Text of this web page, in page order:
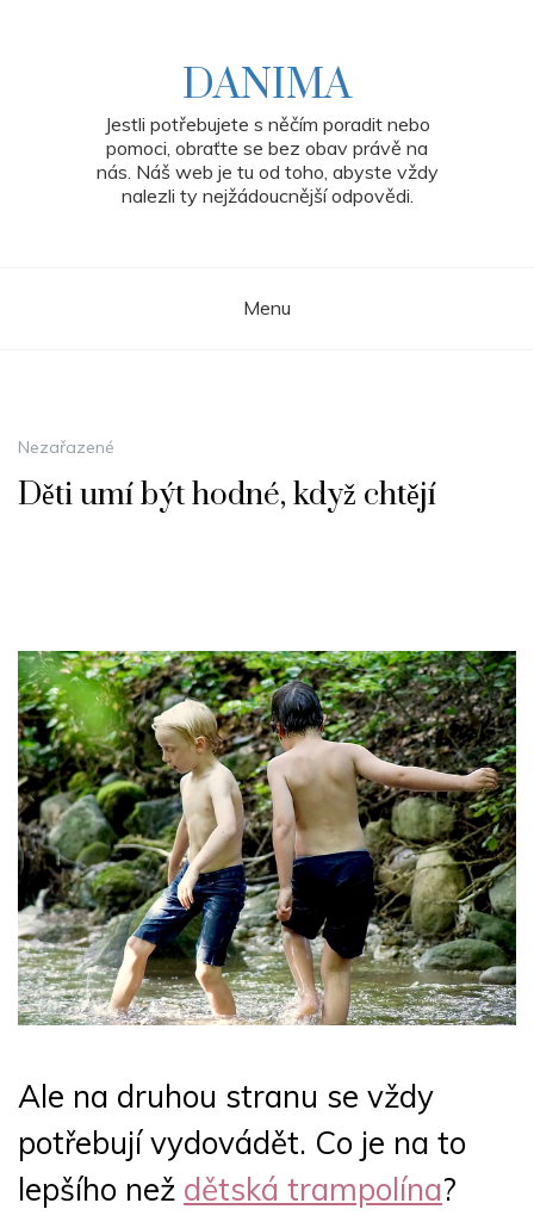
DANIMA
Jestli potřebujete s něčím poradit nebo
pomoci, obraťte se bez obav právě na
nás. Náš web je tu od toho, abyste vždy
nalezli ty nejžádoucnější odpovědi.
Menu
Nezařazené
Děti umí být hodné, když chtějí
Ale na druhou stranu se vždy
potřebují vydovádět. Co je na to
lepšího než dětská trampolína?